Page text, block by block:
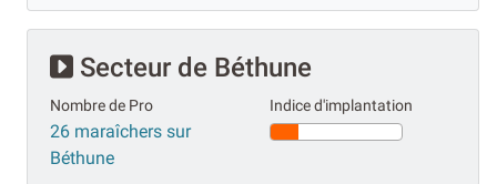
Secteur de Béthune
Nombre de Pro
26 maraîchers sur
Béthune
Indice d'implantation